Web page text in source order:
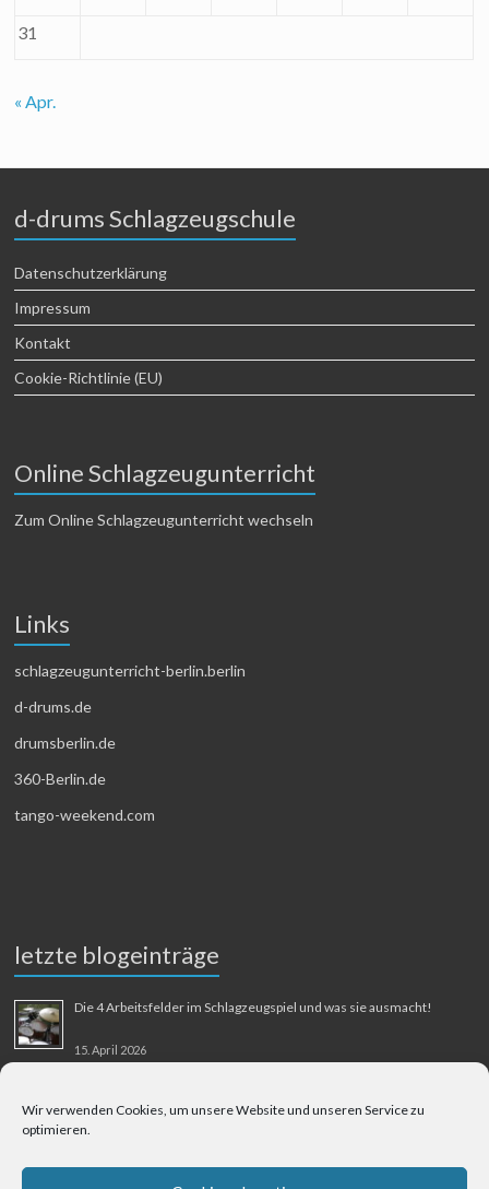
Wir verwenden Cookies, um unsere Website und unseren Service zu
optimieren.
31
« Apr.
d-drums Schlagzeugschule
Datenschutzerklärung
Impressum
Kontakt
Cookie-Richtlinie (EU)
Online Schlagzeugunterricht
Zum Online Schlagzeugunterricht wechseln
Links
schlagzeugunterricht-berlin.berlin
d-drums.de
drumsberlin.de
360-Berlin.de
tango-weekend.com
letzte blogeinträge
Die 4 Arbeitsfelder im Schlagzeugspiel und was sie ausmacht!
15. April 2026
31. August 2025
Berliner Flughafen Tegel – Berlin-Bangkok